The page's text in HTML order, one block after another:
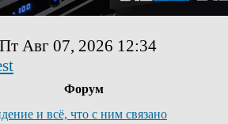
Авг 07, 2026 12:34
Форум
и всё, что с ним связано